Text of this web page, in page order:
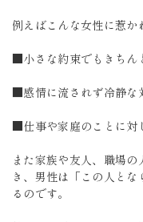
例えばこんな女性に惹か
■小さな約束でもきちん
■感情に流されず冷静な
■仕事や家庭のことに対
また家族や友人、職場
き、男性は「この人と
るのです。